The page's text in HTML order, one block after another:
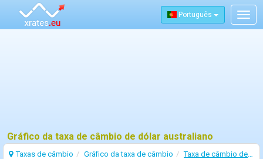
Português
Gráfico da taxa de câmbio de dólar australiano
Taxas de câmbio Gráfico da taxa de câmbio Taxa de câmbio de Dólar australiano